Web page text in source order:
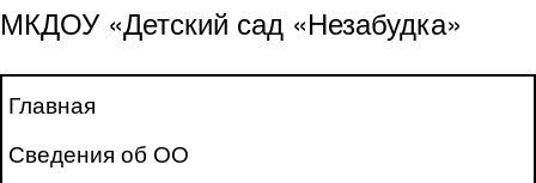
МКДОУ «Детский сад «Незабудка»
Главная
Сведения об ОО